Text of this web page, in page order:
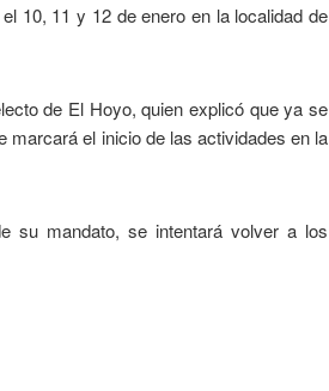
10, 11 y 12 de enero en la localidad de
de El Hoyo, quien explicó que ya se
marcará el inicio de las actividades en la
su mandato, se intentará volver a los